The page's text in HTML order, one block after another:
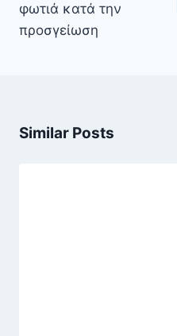
φωτιά κατά την
προσγείωση
Similar Posts